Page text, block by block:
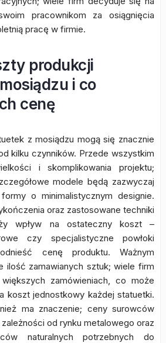
pracownikom za osiągnięcia
pracę w firmie.
produkcji
i co
cenę
z mosiądzu mogą się znacznie
kilku czynników. Przede wszystkim
i skomplikowania projektu;
modele będą zazwyczaj
o minimalistycznym designie.
oraz zastosowane techniki
wpływ na ostateczny koszt –
czy specjalistyczne powłoki
cenę produktu. Ważnym
ilość zamawianych sztuk; wiele firm
zamówieniach, co może
koszt jednostkowy każdej statuetki.
ma znaczenie; ceny surowców
od rynku metalowego oraz
naturalnych potrzebnych do